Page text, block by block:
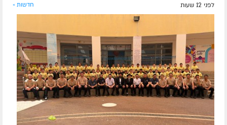
לפני 12 שעות חדשות »